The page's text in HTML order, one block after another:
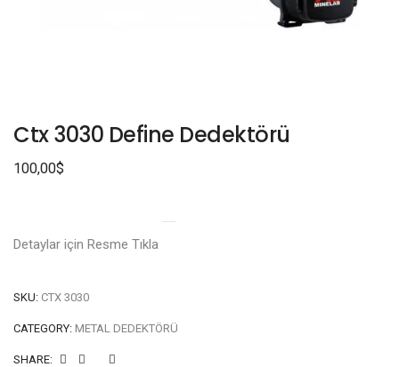
Ctx 3030 Define Dedektörü
100,00$
Detaylar için Resme Tıkla
SKU: CTX 3030
CATEGORY: METAL DEDEKTÖRÜ
SHARE: